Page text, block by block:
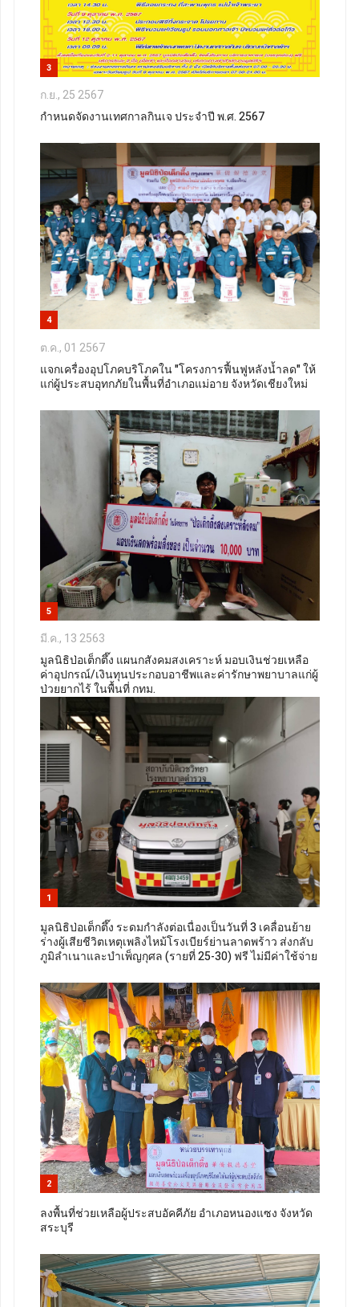
3
ก.ย., 25 2567
กำหนดจัดงานเทศกาลกินเจ ประจำปี พ.ศ. 2567
4
ต.ค., 01 2567
แจกเครื่องอุปโภคบริโภคใน "โครงการฟื้นฟูหลังน้ำลด" ให้
แก่ผู้ประสบอุทกภัยในพื้นที่อำเภอแม่อาย จังหวัดเชียงใหม่
5
มี.ค., 13 2563
มูลนิธิป่อเต็กตึ๊ง แผนกสังคมสงเคราะห์ มอบเงินช่วยเหลือ
ค่าอุปกรณ์/เงินทุนประกอบอาชีพและค่ารักษาพยาบาลแก่ผู้
ป่วยยากไร้ ในพื้นที่ กทม.
1
มูลนิธิป่อเต็กตึ๊ง ระดมกำลังต่อเนื่องเป็นวันที่ 3 เคลื่อนย้าย
ร่างผู้เสียชีวิตเหตุเพลิงไหม้โรงเบียร์ย่านลาดพร้าว ส่งกลับ
ภูมิลำเนาและบำเพ็ญกุศล (รายที่ 25-30) ฟรี ไม่มีค่าใช้จ่าย
2
ลงพื้นที่ช่วยเหลือผู้ประสบอัคคีภัย อำเภอหนองแซง จังหวัด
สระบุรี